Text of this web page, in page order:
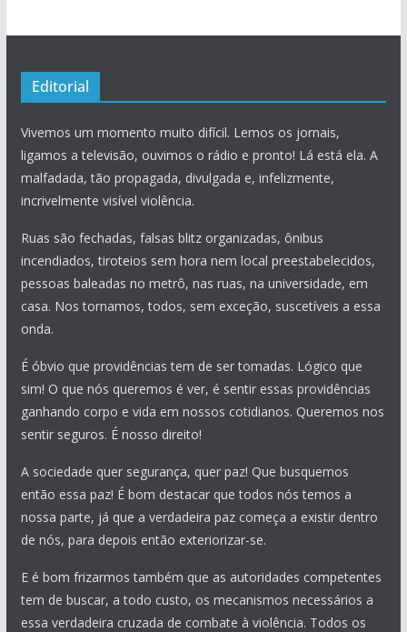
Editorial
Vivemos um momento muito difícil. Lemos os jornais,
ligamos a televisão, ouvimos o rádio e pronto! Lá está ela. A
malfadada, tão propagada, divulgada e, infelizmente,
incrivelmente visível violência.
Ruas são fechadas, falsas blitz organizadas, ônibus
incendiados, tiroteios sem hora nem local preestabelecidos,
pessoas baleadas no metrô, nas ruas, na universidade, em
casa. Nos tornamos, todos, sem exceção, suscetíveis a essa
onda.
É óbvio que providências tem de ser tomadas. Lógico que
sim! O que nós queremos é ver, é sentir essas providências
ganhando corpo e vida em nossos cotidianos. Queremos nos
sentir seguros. É nosso direito!
A sociedade quer segurança, quer paz! Que busquemos
então essa paz! É bom destacar que todos nós temos a
nossa parte, já que a verdadeira paz começa a existir dentro
de nós, para depois então exteriorizar-se.
E é bom frizarmos também que as autoridades competentes
tem de buscar, a todo custo, os mecanismos necessários a
essa verdadeira cruzada de combate à violência. Todos os